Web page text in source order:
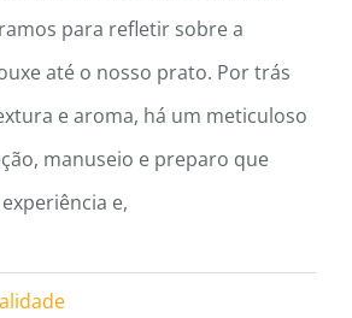
para refletir sobre a
até o nosso prato. Por trás
e aroma, há um meticuloso
manuseio e preparo que
e,